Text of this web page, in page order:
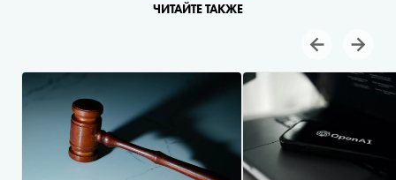
ЧИТАЙТЕ ТАКЖЕ